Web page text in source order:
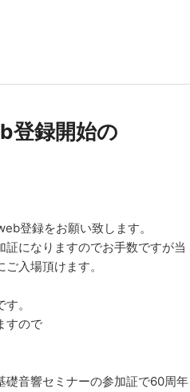
登録開始の
登録をお願い致します。
になりますのでお手数ですが当
入場頂けます。
。
すので
礎音響セミナーの参加証で60周年